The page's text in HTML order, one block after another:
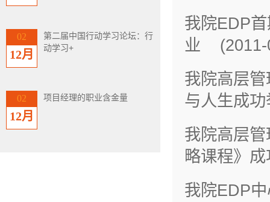
02
12月
第二届中国行动学习论坛：行
动学习+
02
12月
项目经理的职业含金量
我院EDP
业 (2011-
我院高层
与人生成
我院高层
略课程》
我院EDP